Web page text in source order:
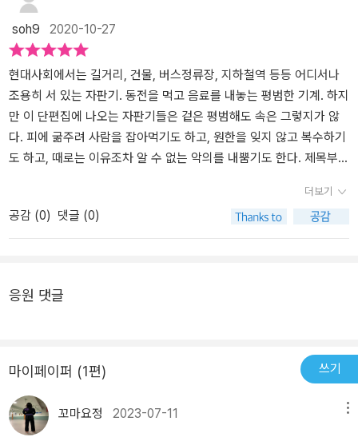
사람의 손길을 느낀다. 그런일이 몇 번 반복 되니 설마 출근해서 실종
되었다는 자신의 이전 사람인가하는 생각이든 주인공은 다음번 커피
를 뽑을 때 메모지를 안쪽으로 넣어 자판기에 말을 건다. <로그라이
크>퇴근길에 배변 실수를하고 급한대로 눈에 보이는 공원 건물에 들
어간 주인공. 팬티를 벗어 버리고 다시 나가려는데 문이 열리지 않는
다. 건물안은 텅 비어있고 자판기 하나만 덩그러니 놓여있다. 하염없
이 기다리다 목이 말라 주머니에 들어있던 지폐로 음료수를 뽑으려던
주인공은 자판기에 잡아 먹히게 되고 눈을 뜨니 다른 세계가 펼쳐져
하고 다양한 이야기가 탄생할 수 있었는지를 생각하면서 읽으니 더욱
재미있게 읽을 수 있었다. 전설, 스릴, 퇴마, 판타지, 감동과 인간의 이
기심이 얼마나 무서운지. 다양한 장르와 경험을 <출근은 했는데, 퇴
없었기때문에 이 시리즈에 대한 기대감과 만족감이 계속해서 자라나
soh9 2020-10-27
현대사회에서는 길거리, 건물, 버스정류장, 지하철역 등등 어디서나
조용히 서 있는 자판기. 동전을 먹고 음료를 내놓는 평범한 기계. 하지
만 이 단편집에 나오는 자판기들은 겉은 평범해도 속은 그렇지가 않
다. 피에 굶주려 사람을 잡아먹기도 하고, 원한을 잊지 않고 복수하기
도 하고, 때로는 이유조차 알 수 없는 악의를 내뿜기도 한다. 제목부터
출근길에 마주치는 자판기를 보고 저도 모르게 어깨를 움츠리게 될
것이다.
더보기
공감 (0) 댓글 (0)
응원 댓글
마이페이퍼 (1편) 쓰기
꼬마요정 2023-07-11